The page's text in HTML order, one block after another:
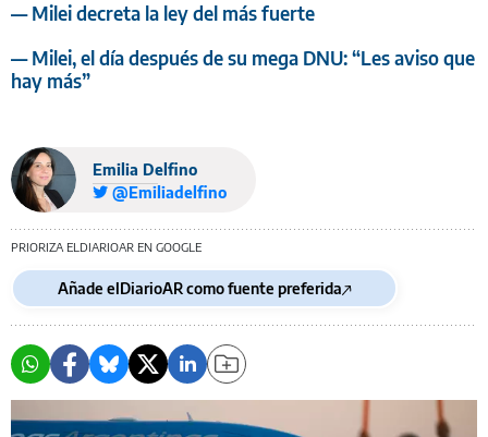
— Milei decreta la ley del más fuerte
— Milei, el día después de su mega DNU: “Les aviso que
hay más”
Emilia Delfino
@Emiliadelfino
PRIORIZA ELDIARIOAR EN GOOGLE
Añade elDiarioAR como fuente preferida